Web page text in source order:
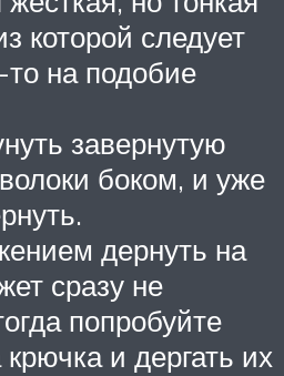
которой следует
то на подобие
завернутую
боком, и уже
дернуть на
сразу не
попробуйте
и дергать их